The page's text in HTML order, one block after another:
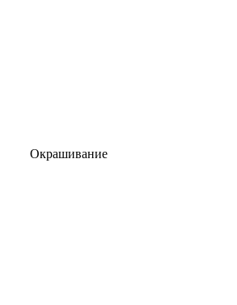
Окрашивание